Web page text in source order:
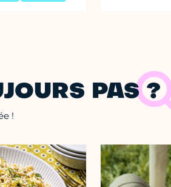
PAS ?
!